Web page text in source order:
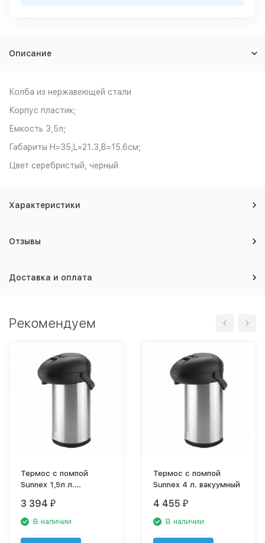
Описание
Колба из нержавеющей стали
Корпус пластик;
Емкость 3,5л;
Габариты H=35,L=21.3,B=15.6см;
Цвет серебристый, черный
Характеристики
Отзывы
Доставка и оплата
Рекомендуем
Термос с помпой
Sunnex 1,9л л.
3 394 ₽
В наличии
Термос с помпой
Sunnex 4 л. вакуумный
4 455 ₽
В наличии